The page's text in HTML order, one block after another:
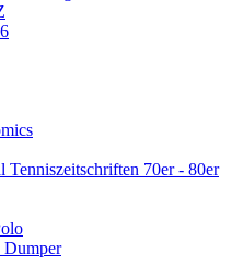
Tenniszeitschriften 70er - 80er
Dumper